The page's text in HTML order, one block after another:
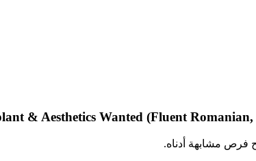
& Aesthetics Wanted (Fluent
فرص مشابهة أدناه.